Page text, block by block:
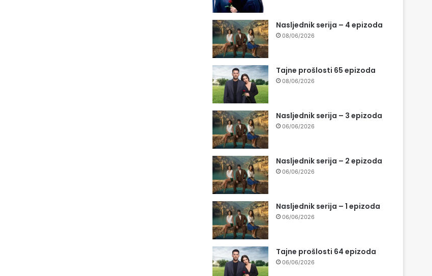
Nasljednik serija – 4 epizoda
08/06/2026
Tajne prošlosti 65 epizoda
08/06/2026
Nasljednik serija – 3 epizoda
06/06/2026
Nasljednik serija – 2 epizoda
06/06/2026
Nasljednik serija – 1 epizoda
06/06/2026
Tajne prošlosti 64 epizoda
06/06/2026